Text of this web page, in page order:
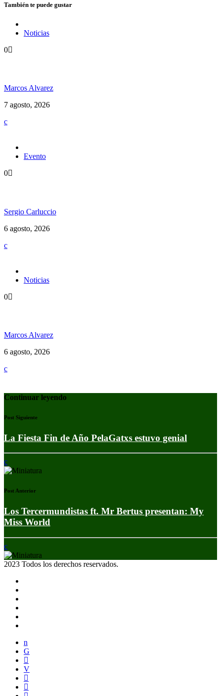
También te puede gustar
Noticias
0
Marcos Alvarez
7 agosto, 2026
Evento
0
Sergio Carluccio
6 agosto, 2026
Noticias
0
Marcos Alvarez
6 agosto, 2026
Continuar leyendo
Post Siguiente
La Fiesta Fin de Año PelaGatxs estuvo genial
Post Anterior
Los Tercermundistas ft. Mr Bertus presentan: My
Miss World
2023 Todos los derechos reservados.